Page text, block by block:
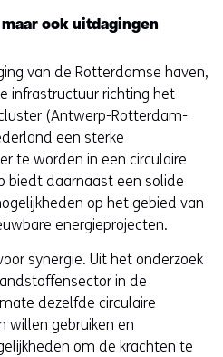
ook uitdagingen
van de Rotterdamse haven,
infrastructuur richting het
(Antwerp-Rotterdam-
een sterke
te worden in een circulaire
biedt daarnaast een solide
op het gebied van
energieprojecten.
synergie. Uit het onderzoek
in de
dezelfde circulaire
willen gebruiken en
om de krachten te